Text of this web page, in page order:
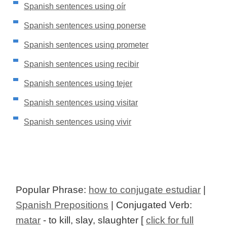
Spanish sentences using oír
Spanish sentences using ponerse
Spanish sentences using prometer
Spanish sentences using recibir
Spanish sentences using tejer
Spanish sentences using visitar
Spanish sentences using vivir
Popular Phrase: how to conjugate estudiar |
Spanish Prepositions | Conjugated Verb:
matar - to kill, slay, slaughter [click for full